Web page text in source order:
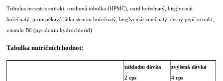
Tribulus terrestris extrakt, rostlinná tobolka (HPMC), oxid hořečnatý, bisglycinát
hořečnatý, protispékavá látka stearan hořečnatý, bisglycinát zinečnatý, černý pepř extrakt,
vitamín B6 (pyridoxin hydrochlorid)
Tabulka nutričních hodnot:
základní dávka
2 cps
zvýšená dávka
4 cps